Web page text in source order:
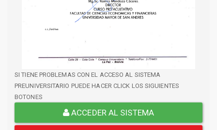
SI TIENE PROBLEMAS CON EL ACCESO AL SISTEMA
PREUNIVERSITARIO PUEDE HACER CLICK LOS SIGUIENTES
BOTONES
ACCEDER AL SISTEMA